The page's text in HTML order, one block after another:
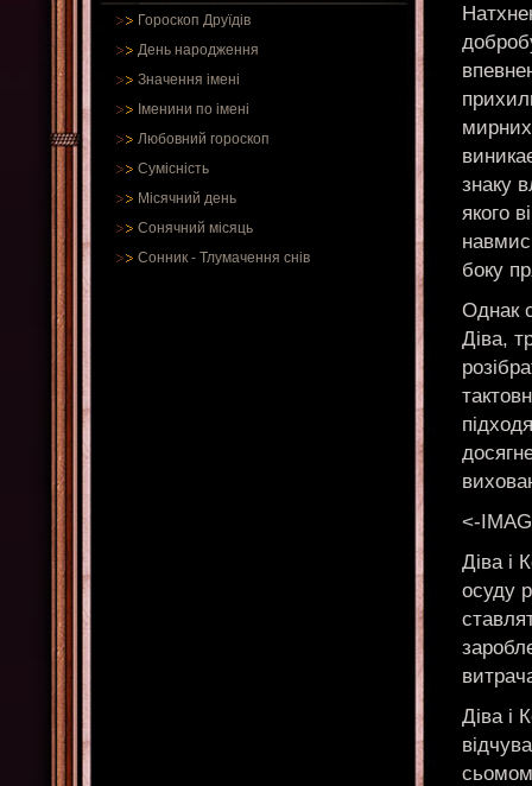
Гороскоп Друїдів
День народження
Значення імені
Іменини по імені
Любовний гороскоп
Сумісність
Місячний день
Сонячний місяць
Сонник - Тлумачення снів
знаку
якого
боку
Однак
Діва,
<-
Діва і
осуду
Діва і